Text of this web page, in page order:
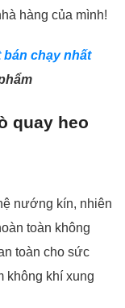
hàng của mình!
bán chạy nhất
quay heo
nướng kín, nhiên
toàn không
toàn cho sức
không khí xung